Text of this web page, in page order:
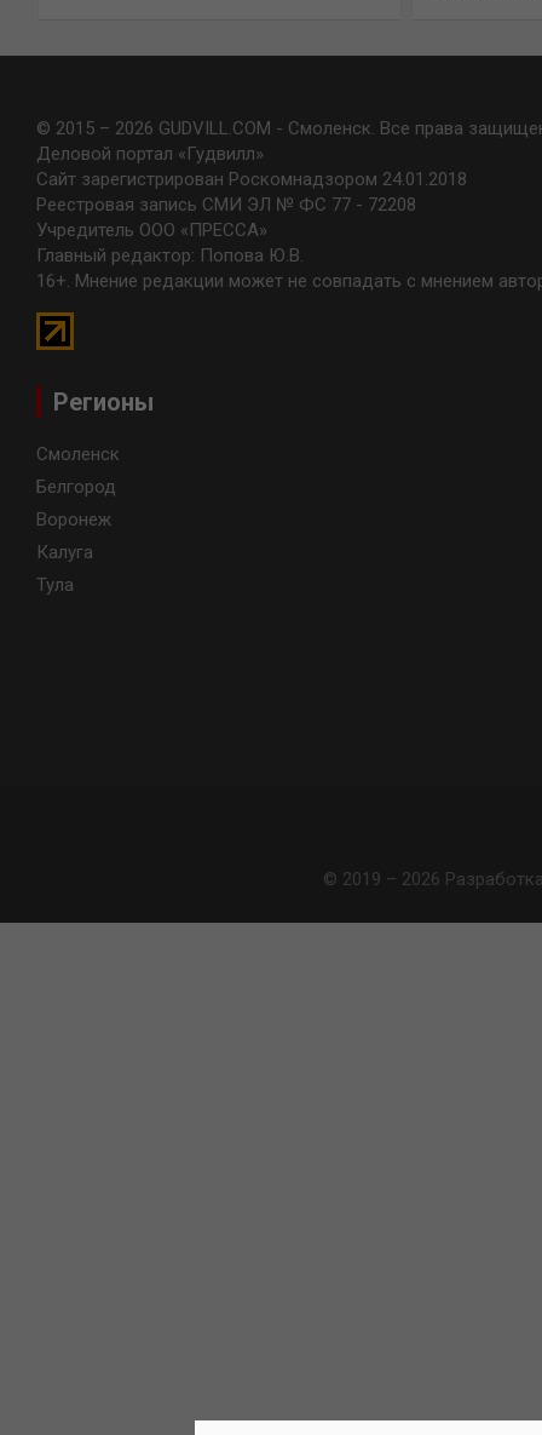
© 2015 – 2026 GUDVILL.COM - Смоленск. Все права
Деловой портал «Гудвилл»
Сайт зарегистрирован Роскомнадзором 24.01.2018
Реестровая запись СМИ ЭЛ № ФС 77 - 72208
Учредитель ООО «ПРЕССА»
Главный редактор: Попова Ю.В.
16+. Мнение редакции может не совпадать с мнением
Регионы
Смоленск
Белгород
Воронеж
Калуга
Тула
© 2019 – 2026